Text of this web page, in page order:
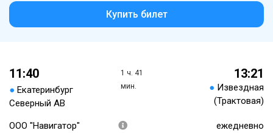
Купить билет
11:40
● Екатеринбург
Северный АВ
1 ч. 41
мин.
13:21
● Извездная
(Трактовая)
ООО "Навигатор"
ежедневно